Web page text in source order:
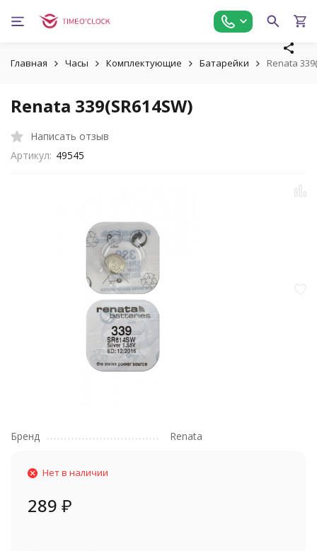
Главная Часы Комплектующие Батарейки Renata
Renata 339(SR614SW)
Написать отзыв
Артикул: 49545
Бренд Renata
Нет в наличии
289 ₽